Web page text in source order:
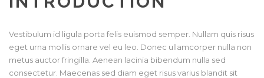
Vestibulum id ligula porta felis euismod semper. Nullam quis risus
eget urna mollis ornare vel eu leo. Donec ullamcorper nulla non
metus auctor fringilla. Aenean lacinia bibendum nulla sed
consectetur. Maecenas sed diam eget risus varius blandit sit